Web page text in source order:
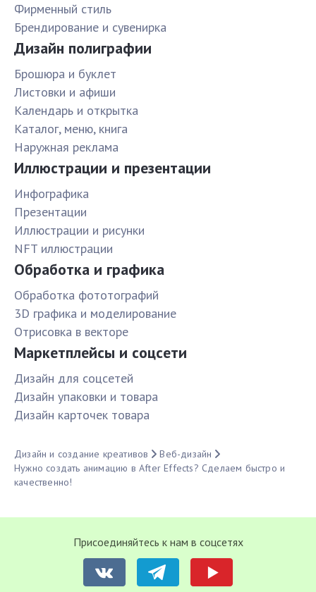
Фирменный стиль
Брендирование и сувенирка
Дизайн полиграфии
Брошюра и буклет
Листовки и афиши
Календарь и открытка
Каталог, меню, книга
Наружная реклама
Иллюстрации и презентации
Инфографика
Презентации
Иллюстрации и рисунки
NFT иллюстрации
Обработка и графика
Обработка фототографий
3D графика и моделирование
Отрисовка в векторе
Маркетплейсы и соцсети
Дизайн для соцсетей
Дизайн упаковки и товара
Дизайн карточек товара
Дизайн и создание креативов
Веб-дизайн
Нужно создать анимацию в After Effects? Сделаем быстро и
качественно!
Присоединяйтесь к нам в соцсетях